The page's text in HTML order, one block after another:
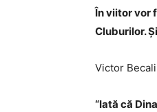
În viitor vor
Cluburilor.
Victor
“Iată că